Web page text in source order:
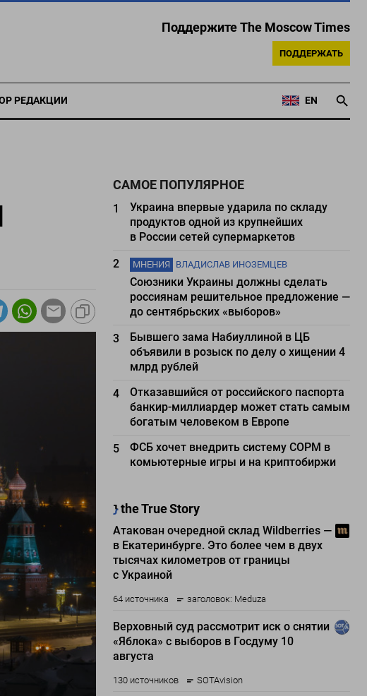
Поддержите The Moscow Times
ПОДДЕРЖАТЬ
РЕДАКЦИИ EN
САМОЕ ПОПУЛЯРНОЕ
1
Украина впервые ударила по складу
продуктов одной из крупнейших
в России сетей супермаркетов
2
МНЕНИЯ ВЛАДИСЛАВ ИНОЗЕМЦЕВ
Союзники Украины должны сделать
россиянам решительное предложение —
до сентябрьских «выборов»
3
Бывшего зама Набиуллиной в ЦБ
объявили в розыск по делу о хищении 4
млрд рублей
4
Отказавшийся от российского паспорта
банкир-миллиардер может стать самым
богатым человеком в Европе
5
ФСБ хочет внедрить систему СОРМ в
комьютерные игры и на криптобиржи